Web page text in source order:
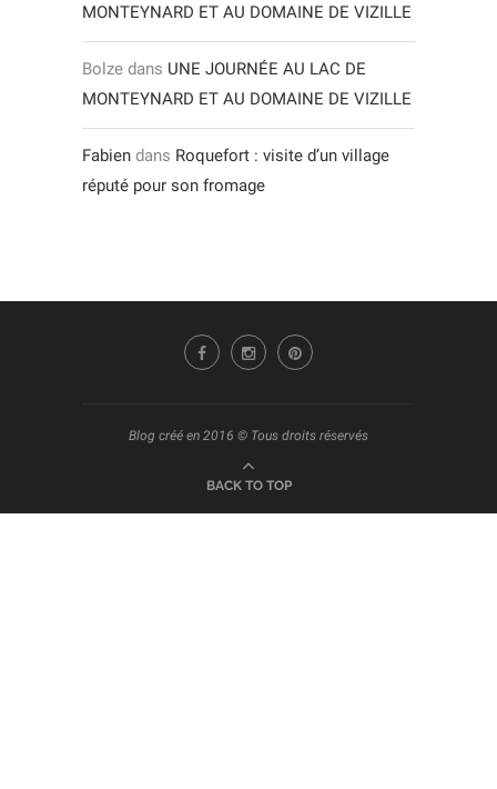
MONTEYNARD ET AU DOMAINE DE VIZILLE
Bolze dans UNE JOURNÉE AU LAC DE
MONTEYNARD ET AU DOMAINE DE VIZILLE
Fabien dans Roquefort : visite d’un village
réputé pour son fromage
Blog créé en 2016 © Tous droits réservés
BACK TO TOP